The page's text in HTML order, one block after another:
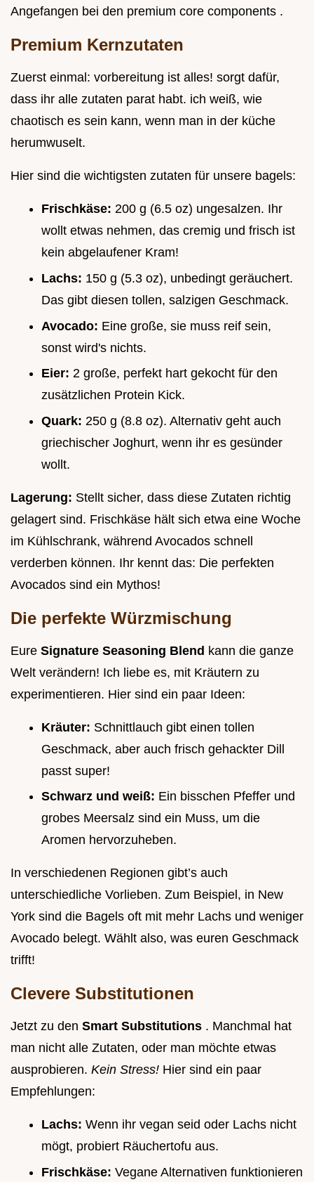
Angefangen bei den premium core components .
Premium Kernzutaten
Zuerst einmal: vorbereitung ist alles! sorgt dafür,
dass ihr alle zutaten parat habt. ich weiß, wie
chaotisch es sein kann, wenn man in der küche
herumwuselt.
Hier sind die wichtigsten zutaten für unsere bagels:
Frischkäse: 200 g (6.5 oz) ungesalzen. Ihr
wollt etwas nehmen, das cremig und frisch ist
kein abgelaufener Kram!
Lachs: 150 g (5.3 oz), unbedingt geräuchert.
Das gibt diesen tollen, salzigen Geschmack.
Avocado: Eine große, sie muss reif sein,
sonst wird's nichts.
Eier: 2 große, perfekt hart gekocht für den
zusätzlichen Protein Kick.
Quark: 250 g (8.8 oz). Alternativ geht auch
griechischer Joghurt, wenn ihr es gesünder
wollt.
Lagerung: Stellt sicher, dass diese Zutaten richtig
gelagert sind. Frischkäse hält sich etwa eine Woche
im Kühlschrank, während Avocados schnell
verderben können. Ihr kennt das: Die perfekten
Avocados sind ein Mythos!
Die perfekte Würzmischung
Eure Signature Seasoning Blend kann die ganze
Welt verändern! Ich liebe es, mit Kräutern zu
experimentieren. Hier sind ein paar Ideen:
Kräuter: Schnittlauch gibt einen tollen
Geschmack, aber auch frisch gehackter Dill
passt super!
Schwarz und weiß: Ein bisschen Pfeffer und
grobes Meersalz sind ein Muss, um die
Aromen hervorzuheben.
In verschiedenen Regionen gibt’s auch
unterschiedliche Vorlieben. Zum Beispiel, in New
York sind die Bagels oft mit mehr Lachs und weniger
Avocado belegt. Wählt also, was euren Geschmack
trifft!
Clevere Substitutionen
Jetzt zu den Smart Substitutions . Manchmal hat
man nicht alle Zutaten, oder man möchte etwas
ausprobieren. Kein Stress! Hier sind ein paar
Empfehlungen:
Lachs: Wenn ihr vegan seid oder Lachs nicht
mögt, probiert Räuchertofu aus.
Frischkäse: Vegane Alternativen funktionieren